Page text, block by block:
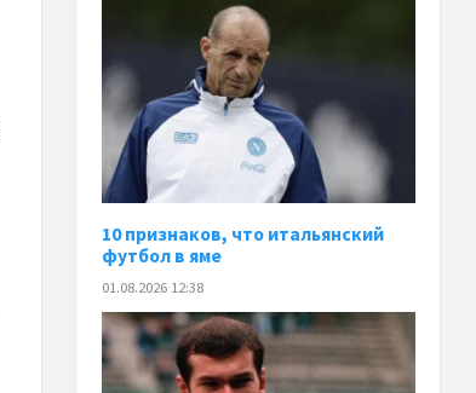
10 признаков, что итальянский
футбол в яме
01.08.2026 12:38